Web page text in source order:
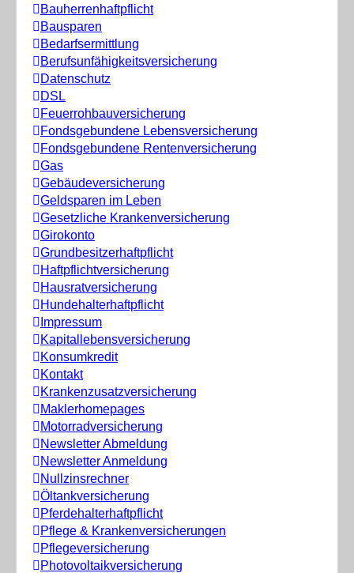
Bauherrenhaftpflicht
Bausparen
Bedarfsermittlung
Berufs­unfähigkeitsversicherung
Datenschutz
DSL
Feuerrohbauversicherung
Fondsgebundene Lebensversicherung
Fondsgebundene Rentenversicherung
Gas
Gebäudeversicherung
Geldsparen im Leben
Gesetzliche Krankenversicherung
Girokonto
Grundbesitzerhaftpflicht
Haftpflichtversicherung
Hausratversicherung
Hundehalterhaftpflicht
Impressum
Kapitallebensversicherung
Konsumkredit
Kontakt
Krankenzusatzversicherung
Maklerhomepages
Motorradversicherung
Newsletter Abmeldung
Newsletter Anmeldung
Nullzinsrechner
Öltankversicherung
Pferdehalterhaftpflicht
Pflege & Krankenversicherungen
Pflegeversicherung
Photovoltaikversicherung